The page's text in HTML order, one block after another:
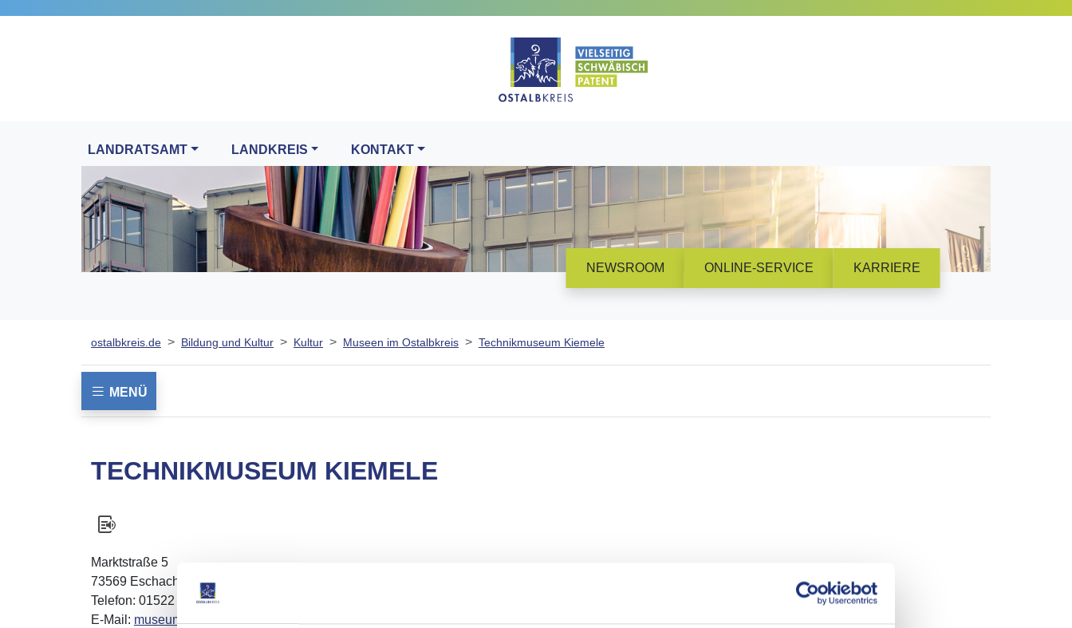
LANDRATSAMT LANDKREIS KONTAKT
NEWSROOM ONLINE-SERVICE KARRIERE
ostalbkreis.de Bildung und Kultur Kultur Museen im Ostalbkreis Technikmuseum Kiemele
MENÜ
TECHNIKMUSEUM KIEMELE
Marktstraße 5
73569 Eschach-Seifertshofen
Telefon: 01522 5869659
E-Mail: museumseifertshofen@gmail.com